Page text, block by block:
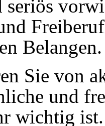
seriös
Belangen.
Sie von
und
wichtig ist.